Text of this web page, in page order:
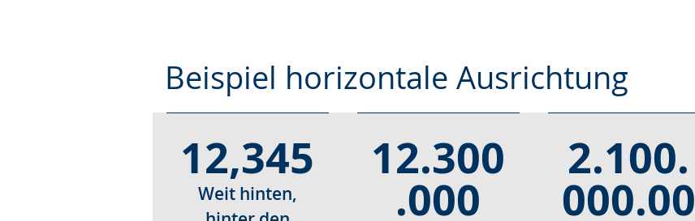
Beispiel horizontale Ausrichtung
12,345
Weit hinten,
12.300
.000
2.100.
000.00